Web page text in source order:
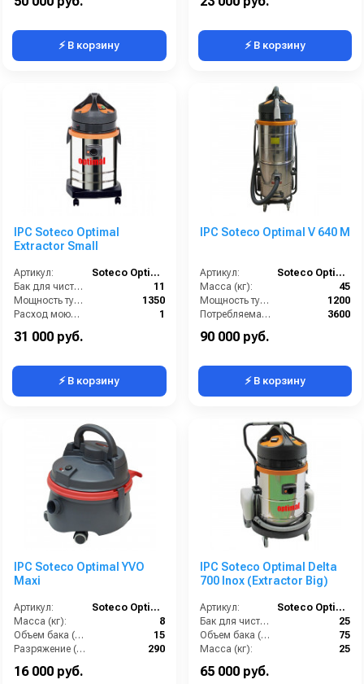
⚡ В корзину ⚡ В корзину
IPC Soteco Optimal
Extractor Small
Артикул:
Soteco Optimal Extractor Small
Бак для чистой воды (л):
11
Мощность турбины (Вт):
1350
Расход моющего раствора (л/мин):
1
31 000 руб.
⚡ В корзину
IPC Soteco Optimal V 640 M
Артикул:
Soteco Optimal V640 M
Масса (кг):
45
Мощность турбины (Вт):
1200
Потребляемая мощность (Вт):
3600
90 000 руб.
⚡ В корзину
IPC Soteco Optimal YVO
Maxi
Артикул:
Soteco Optimal YVO Maxi
Масса (кг):
8
Объем бака (л):
15
Разряжение (мБар):
290
Размеры (ДхШхВ):
16 000 руб.
IPC Soteco Optimal Delta
700 Inox (Extractor Big)
Артикул:
Soteco Optimal Extractor Big
Бак для чистой воды (л):
25
Объем бака (л):
75
Масса (кг):
25
Потребляемая мощность (Вт):
65 000 руб.